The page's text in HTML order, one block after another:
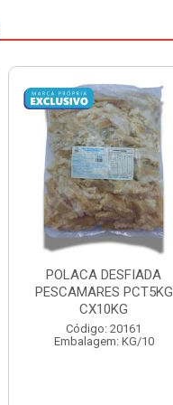
POLACA DESFIADA
PESCAMARES PCT1KG
CX10KG
Código: 20162
Embalagem: KG/10